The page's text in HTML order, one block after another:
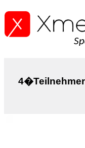
4�Teilnehmer